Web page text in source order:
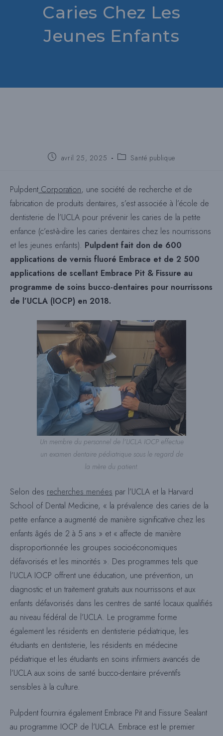
Caries Chez Les
Jeunes Enfants
Posteavril 25, 2025
Catégorie
:
Santé publique
Pulpdent Corporation, une société de recherche et de
fabrication de produits dentaires, s’est associée à l’école de
dentisterie de l’UCLA pour prévenir les caries de la petite
enfance (c’est-à-dire les caries dentaires chez les nourrissons
et les jeunes enfants). Pulpdent fait don de 600
applications de vernis fluoré Embrace et de 2 500
applications de scellant Embrace Pit & Fissure au
programme de soins bucco-dentaires pour nourrissons
de l’UCLA (IOCP) en 2018.
Un membre du personnel de l’UCLA IOCP effectue
un examen dentaire pédiatrique sous le regard de
la mère du patient.
Selon des recherches menées par l’UCLA et la Harvard
School of Dental Medicine, « la prévalence des caries de la
petite enfance a augmenté de manière significative chez les
enfants âgés de 2 à 5 ans » et « affecte de manière
disproportionnée les groupes socioéconomiques
défavorisés et les minorités ». Des programmes tels que
l’UCLA IOCP offrent une éducation, une prévention, un
diagnostic et un traitement gratuits aux nourrissons et aux
enfants défavorisés dans les centres de santé locaux qualifiés
au niveau fédéral de l’UCLA. Le programme forme
également les résidents en dentisterie pédiatrique, les
étudiants en dentisterie, les résidents en médecine
pédiatrique et les étudiants en soins infirmiers avancés de
l’UCLA aux soins de santé bucco-dentaire préventifs
sensibles à la culture.
Pulpdent fournira également Embrace Pit and Fissure Sealant
au programme IOCP de l’UCLA. Embrace est le premier